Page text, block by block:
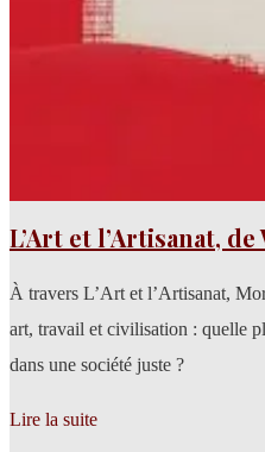
L’Art et l’Artisanat,
À travers L’Art et l’Artisanat,
art, travail et civilisation : quelle
dans une société juste ?
Lire la suite